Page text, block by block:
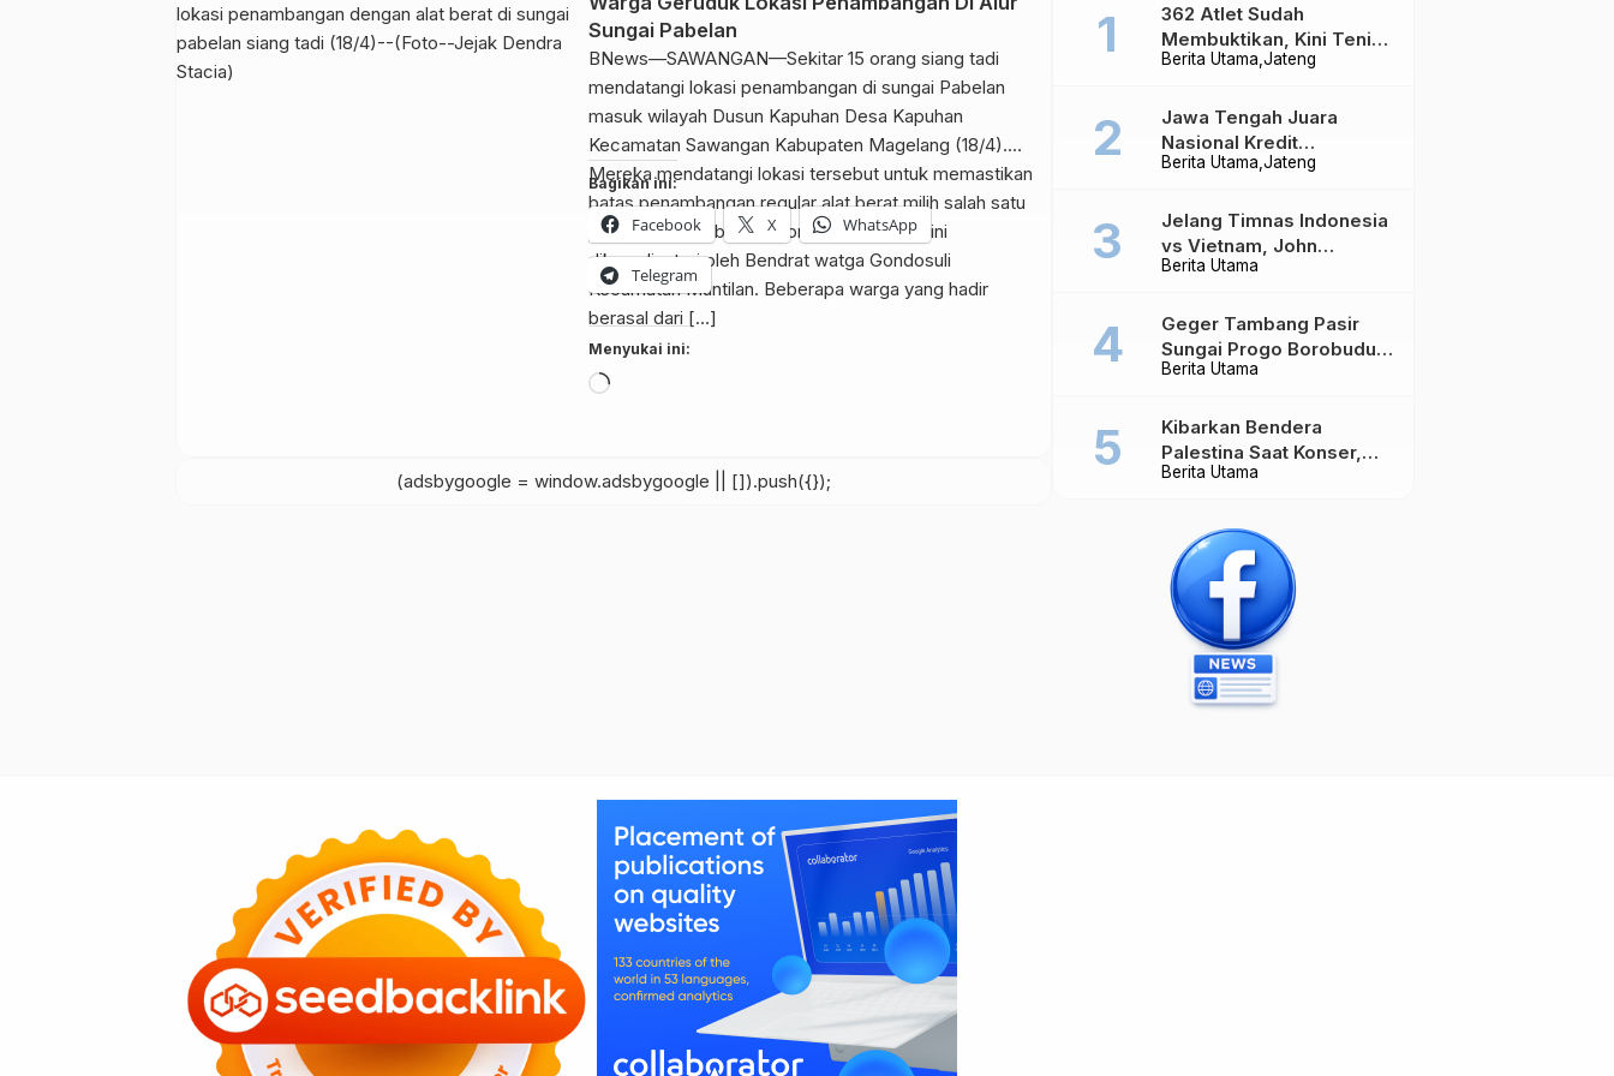
Sungai Pabelan
BNews—SAWANGAN—Sekitar 15 orang siang tadi
mendatangi lokasi penambangan di sungai Pabelan
masuk wilayah Dusun Kapuhan Desa Kapuhan
Kecamatan Sawangan Kabupaten Magelang (18/4).
Mereka mendatangi lokasi tersebut untuk memastikan
batas penambangan regular alat berat milih salah satu
pengusaha tambang. Rombongan orang ini
dikoordinatori oleh Bendrat watga Gondosuli
Kecamatan Muntilan. Beberapa warga yang hadir
berasal dari […]
Bagikan ini:
Facebook X WhatsApp
Telegram
Menyukai ini:
Memuat...
(adsbygoogle = window.adsbygoogle || []).push({});
Berita Utama Jateng
362 Atlet Sudah
Membuktikan, Kini Tenis
Meja Jateng Dibidik Jadi
Berita Utama Jateng
Jawa Tengah Juara
Nasional Kredit
Perumahan, Realisasi
Berita Utama
Jelang Timnas Indonesia
vs Vietnam, John
Herdman Ungkap Hal
Berita Utama
Geger Tambang Pasir
Sungai Progo Borobudur,
Warga Sambeng Hentikan
Berita Utama
Kibarkan Bendera
Palestina Saat Konser,
Massive Attack Dilarang